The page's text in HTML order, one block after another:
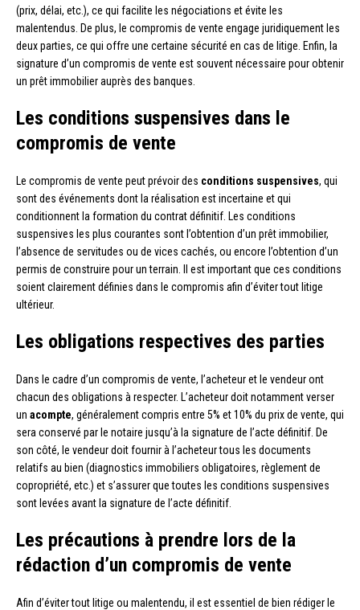
(prix, délai, etc.), ce qui facilite les négociations et évite les
malentendus. De plus, le compromis de vente engage juridiquement les
deux parties, ce qui offre une certaine sécurité en cas de litige. Enfin, la
signature d’un compromis de vente est souvent nécessaire pour obtenir
un prêt immobilier auprès des banques.
Les conditions suspensives dans le
compromis de vente
Le compromis de vente peut prévoir des conditions suspensives, qui
sont des événements dont la réalisation est incertaine et qui
conditionnent la formation du contrat définitif. Les conditions
suspensives les plus courantes sont l’obtention d’un prêt immobilier,
l’absence de servitudes ou de vices cachés, ou encore l’obtention d’un
permis de construire pour un terrain. Il est important que ces conditions
soient clairement définies dans le compromis afin d’éviter tout litige
ultérieur.
Les obligations respectives des parties
Dans le cadre d’un compromis de vente, l’acheteur et le vendeur ont
chacun des obligations à respecter. L’acheteur doit notamment verser
un acompte, généralement compris entre 5% et 10% du prix de vente, qui
sera conservé par le notaire jusqu’à la signature de l’acte définitif. De
son côté, le vendeur doit fournir à l’acheteur tous les documents
relatifs au bien (diagnostics immobiliers obligatoires, règlement de
copropriété, etc.) et s’assurer que toutes les conditions suspensives
sont levées avant la signature de l’acte définitif.
Les précautions à prendre lors de la
rédaction d’un compromis de vente
Afin d’éviter tout litige ou malentendu, il est essentiel de bien rédiger le